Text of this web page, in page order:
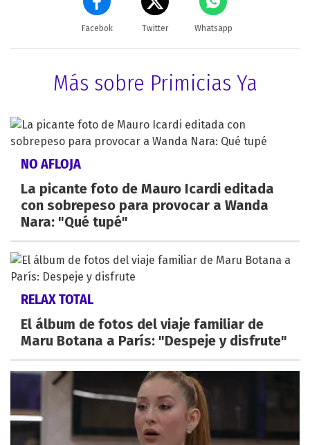
Facebok Twitter Whatsapp
Más sobre Primicias Ya
NO AFLOJA
La picante foto de Mauro Icardi editada
con sobrepeso para provocar a Wanda
Nara: "Qué tupé"
RELAX TOTAL
El álbum de fotos del viaje familiar de
Maru Botana a París: "Despeje y disfrute"